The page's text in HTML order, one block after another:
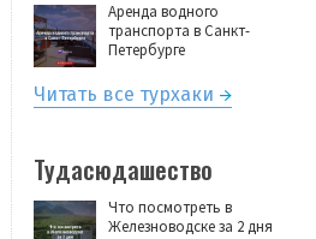
Аренда водного
транспорта в Санкт-
Петербурге
Читать все турхаки
Тудасюдашество
Что посмотреть в
Железноводске за 2 дня